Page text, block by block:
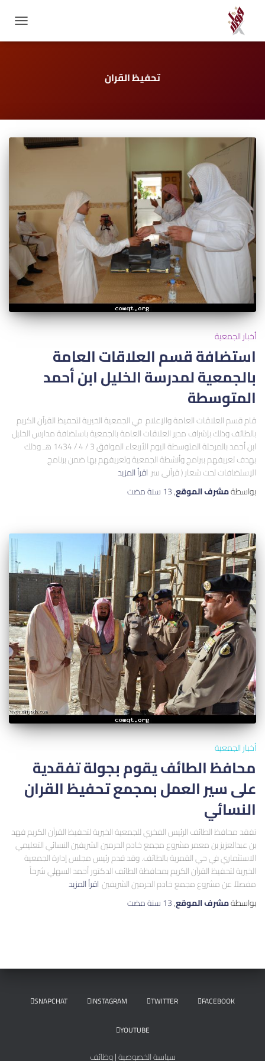
تحفيظ القران
أخبار الجمعية
استضافة قسم العلاقات العامة
بالجمعية لمدرسة الخليل ابن أحمد
المتوسطة
قام قسم العلاقات العامة والإعلام في الجمعية الخيرية لتحفيظ القرآن الكريم
بالطائف وذلك بإشراف مدير العلاقات العامة بالجمعية باستضافة مدارس الخليل
ابن أحمد بالمرحلة المتوسطة اليوم الأربعاء الموافق 3 / 4 / 1434 هـ وذلك
بهدف تعريفهم ببرامج وأنشطة الجمعية وتعريفهم بها ضمن برنامج
الإستضافات تحت شعار ( قرآنى سر اقرأ المزيد
بواسطةمشرف الموقع,13 سنة مضت
أخبار الجمعية
محافظ الطائف يقوم بجولة تفقدية
على سير العمل بمجمع تحفيظ القران
النسائي
تفقد محافظ الطائف الرئيس الفخري للجمعية الخيرية لتحفيظ القرآن الكريم فهد
بن عبدالعزيز بن معمر مشروع مجمع خادم الحرمين الشريفين النسائي التعليمي
الاستثماري في حي القمرية بالطائف. وقد قدم رئيس مجلس إدارة الجمعية
الخيرية لتحفيظ القرآن الكريم بمحافظة الطائف الدكتور أحمد السهلي شرحاً
مفصلاً عن مشروع مجمع خادم الحرمين الشريفين اقرأ المزيد
بواسطةمشرف الموقع,13 سنة مضت
FACEBOOK
TWITTER
INSTAGRAM
SNAPCHAT
YOUTUBE
سياسة الخصوصية|وظائف